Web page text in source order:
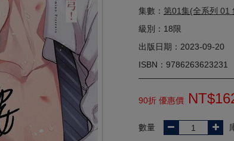
集數： 第01集(全系列 01
級別：18限
出版日期：2023-09-20
ISBN：9786263623231
90折 優惠價
數量